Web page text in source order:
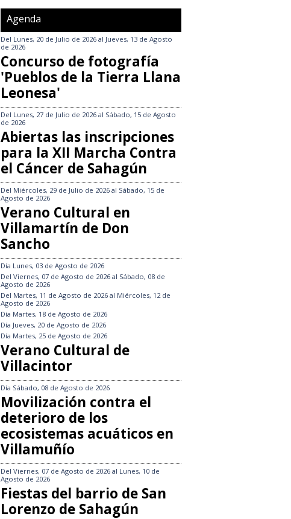
Agenda
Del Lunes, 20 de Julio de 2026 al Jueves, 13 de Agosto
de 2026
Concurso de fotografía
'Pueblos de la Tierra Llana
Leonesa'
Del Lunes, 27 de Julio de 2026 al Sábado, 15 de Agosto
de 2026
Abiertas las inscripciones
para la XII Marcha Contra
el Cáncer de Sahagún
Del Miércoles, 29 de Julio de 2026 al Sábado, 15 de
Agosto de 2026
Verano Cultural en
Villamartín de Don
Sancho
Día Lunes, 03 de Agosto de 2026
Del Viernes, 07 de Agosto de 2026 al Sábado, 08 de
Agosto de 2026
Del Martes, 11 de Agosto de 2026 al Miércoles, 12 de
Agosto de 2026
Día Martes, 18 de Agosto de 2026
Día Jueves, 20 de Agosto de 2026
Día Martes, 25 de Agosto de 2026
Verano Cultural de
Villacintor
Día Sábado, 08 de Agosto de 2026
Movilización contra el
deterioro de los
ecosistemas acuáticos en
Villamuñío
Del Viernes, 07 de Agosto de 2026 al Lunes, 10 de
Agosto de 2026
Fiestas del barrio de San
Lorenzo de Sahagún